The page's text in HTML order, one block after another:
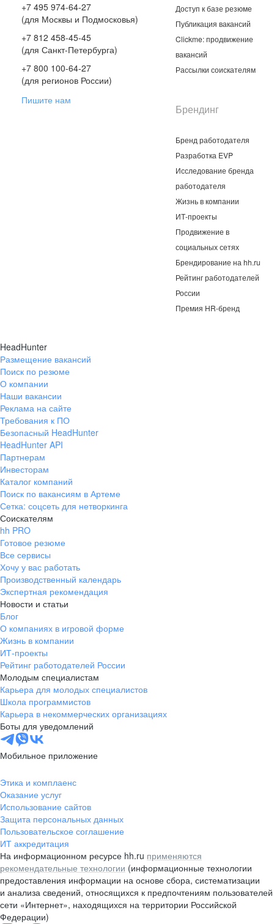
+7 495 974-64-27
(для Москвы и Подмосковья)
+7 812 458-45-45
(для Санкт-Петербурга)
+7 800 100-64-27
(для регионов России)
Пишите нам
Доступ к базе резюме
Публикация вакансий
Clickme: продвижение
вакансий
Рассылки соискателям
Брендинг
Бренд работодателя
Разработка EVP
Исследование бренда
работодателя
Жизнь в компании
ИТ-проекты
Продвижение в
социальных сетях
Брендирование на hh.ru
Рейтинг работодателей
России
Премия HR-бренд
HeadHunter
Размещение вакансий
Поиск по резюме
О компании
Наши вакансии
Реклама на сайте
Требования к ПО
Безопасный HeadHunter
HeadHunter API
Партнерам
Инвесторам
Каталог компаний
Поиск по вакансиям в Артеме
Сетка: соцсеть для нетворкинга
Соискателям
hh PRO
Готовое резюме
Все сервисы
Хочу у вас работать
Производственный календарь
Экспертная рекомендация
Новости и статьи
Блог
О компаниях в игровой форме
Жизнь в компании
ИТ-проекты
Рейтинг работодателей России
Молодым специалистам
Карьера для молодых специалистов
Школа программистов
Карьера в некоммерческих организациях
Боты для уведомлений
Мобильное приложение
Этика и комплаенс
Оказание услуг
Использование сайтов
Защита персональных данных
Пользовательское соглашение
ИТ аккредитация
На информационном ресурсе hh.ru применяются
рекомендательные технологии (информационные технологии
предоставления информации на основе сбора, систематизации
и анализа сведений, относящихся к предпочтениям пользователей
сети «Интернет», находящихся на территории Российской
Федерации)